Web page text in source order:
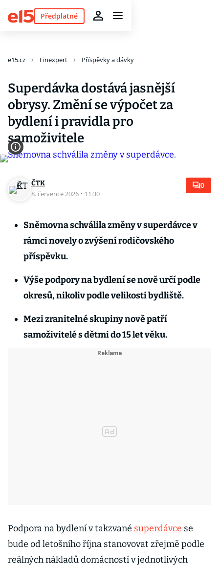
Předplatné
e15.cz Finexpert Příspěvky a dávky
Superdávka dostává jasnější
obrysy. Změní se výpočet za
bydlení i pravidla pro
samoživitele
ČTK
8. července 2026 · 11:30
0
Sněmovna schválila změny v superdávce v
rámci novely o zvýšení rodičovského
příspěvku.
Výše podpory na bydlení se nově určí podle
okresů, nikoliv podle velikosti bydliště.
Mezi zranitelné skupiny nově patří
samoživitelé s dětmi do 15 let věku.
Podpora na bydlení v takzvané superdávce se
bude od letošního října stanovovat zřejmě podle
reálných nákladů domácností v jednotlivých